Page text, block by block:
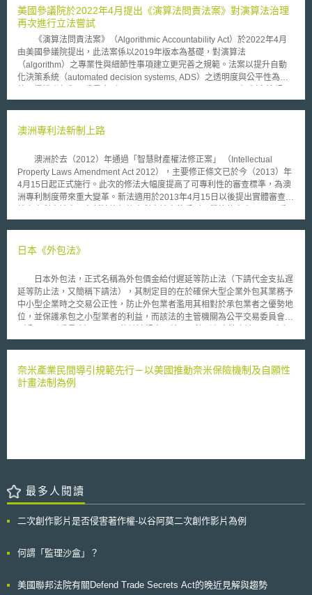
美國參議院於2022年4月提出《演算法問責法案》對演算法治理
再次進行立法嘗試
《演算法問責法案》（Algorithmic Accountability Act）於2022年4月
由美國參議院提出，此法案係以2019年版本為基礎，對演算法
（algorithm）之專業性與細節性事項建立更完善之規範。法案以提升自動
化決策系統（automated decision systems, ADS）之透明度與公平性為目
並要求其管轄範圍內之公司，須就對消費者生活產生重大影響之自動化決策
責法案》之規範主體包括：（1）公司連續三年平均營業額達5000萬美元，
及（2）公司過去三年內，財務規模至少為前者之十分之一，且部署演算法
開發以供前者實施或使用者。ADS影響評估應檢視之內容包括： 1.對決
策過程進行描述，比較分析其利益、需求與預期用途； 2.識別並描述與
利害關係人之協商及其建議； 3.對隱私風險和加強措施，進行持續性測
試與評估； 4.記錄方法、指標、合適資料集以及成功執行之條件；
6.對代理商提供風險和實踐方式之支援與培訓； 7.評估限制使用自
測試、維護自動化決策系統之資料集和其他資訊之紀錄； 9.自透明度的
估緩解策略； 11.描述開發、測試和部署過程之紀錄； 12.確定得
以改進自動化決策系統之能力、工具、標準、資料集，或其他必要或有益的
資源； 13.無法遵守上述任一項要求者，應附理由說明之； 14.執
行並記錄其他FTC 認為合適的研究和評估。 當公司違反《演算法問責
法案》及其相關法規有不正當或欺騙性行為或做法時，將被視為違反《聯邦
貿易委員會法》（Federal Trade Commission Act）規定之不公平或欺騙性
之企業應進行之影響評估訂有基礎框架，或可作為我國演算法治理與人工智
慧應用相關法制或政策措施之參酌對象，值得持續追蹤。
澳洲專利法新制上路
澳洲於去（2012）年通過「智慧財產權法修正案」 （Intellectual
Property Laws Amendment Act 2012），主要修正條文已於今（2013）年
4月15日起正式施行。此次的修法大幅度提高了可專利性的審查標準，為澳
洲專利制度帶來重大變革。新法適用於2013年4月15日以後提出實體審查申
要修正如下： ‧新法去除了舊專利法關於先前技術的地理區域範圍的限
新法只要求所屬技術領域具有通常知識者「可能了解」且「技術相關」即
舊法為提高。 ‧新專利法要求專利說明書需揭露系爭發明特定的
（specific）、主要的（substantial）、可信的（credible）用途，以滿足實
用性的要件。此外，專利說明書上之描述必須清楚且完整，使所屬技術領域
中具有通常知識者得以了解文件內容並可據以實施， ‧新法對於可專利性
的認定改採「概然性權衡」（balance of probabilities）標準，亦即若專利
發明不具可專利性時，審查委員即得駁回該申請案。 ‧增加了修正專利說
修法是澳洲專利制度近20年以來的最大變革，經過此次修正可預見未來申請
取得澳洲專利的難度將大幅提升。更值得注意的是，由此次修正，可發現澳
日本《外包法》
日本外包法，正式名稱為外包價金給付遲延等防止法（下請代金支払遅
延等防止法，又簡稱下請法），其制定目的在於確保大型企業外包其業務予
中小型企業時之交易公正性，防止外包業者濫用其相對於承包業者之優勢地
位，並保護承包之小型業者的利益，而該法的主管機關為公平交易委員會
業者發包委託承包業者製造、修理物品與委託承包商提供該法授權行政命令
資訊處理），且發包之大型企業資本額 3億日圓以上、承包之小型企業資本
額3億日圓以下，或發包企業資本額於3億元以下1000萬日圓以上、承包企
約標的，禁止無故減少契約價金、退貨、或對承包業者採取報復性措施。若
發包業者違反上述規定，則由日本中小企業廳或該發包業者之事業主管機關
請求日本公平交易委員會（公正取引委員会）採取相應措施，該會則得據此
定造成日後衍生交易糾紛，發包業者於下單時，應以書面明確約定並記載例
交付該書面予承包業者，如違反，得對該發包業者課予50萬日圓以下罰金。
奈米產業民間導引規範先行－以美國推動奈米保險機制及自願性
計畫法制為例
最多人閱讀
二次創作影片是否侵害著作權-以谷阿莫二次創作影片為例
何謂「監理沙盒」？
美國聯邦法院有關Defend Trade Secrets Act的晚近見解與趨勢